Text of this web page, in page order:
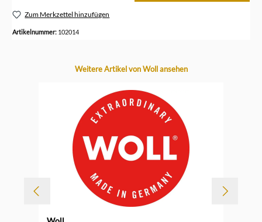
Zum Merkzettel hinzufügen
Artikelnummer: 102014
Produktgalerie überspringen
Weitere Artikel von Woll ansehen